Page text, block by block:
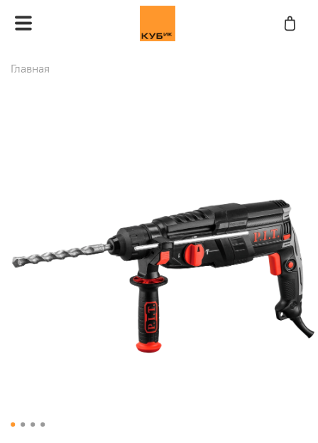
Главная